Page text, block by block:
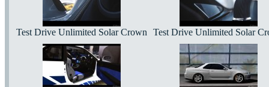
Test Drive Unlimited Solar Crown Test Drive Unlimited Solar